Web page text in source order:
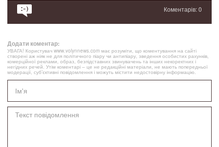
Коментарів: 0
Додати коментар:
УВАГА! Користувач www.volynnews.com має розуміти, що коментування на сайті
створені аж ніяк не для політичного піару чи антипіару, зведення особистих рахунків,
комерційної реклами, образ, безпідставних звинувачень та інших некоректних і
негідних речей. Утім коментарі – це не редакційні матеріали, не мають попередньої
модерації, суб’єктивні повідомлення і можуть містити недостовірну інформацію.